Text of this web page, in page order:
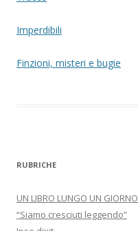
Imperdibili
Finzioni, misteri e bugie
RUBRICHE
UN LIBRO LUNGO UN GIORNO
“Siamo cresciuti leggendo”